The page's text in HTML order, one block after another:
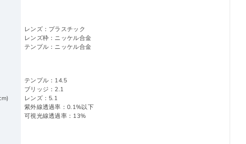
レンズ：プラスチック
レンズ枠：ニッケル合金
テンプル：ニッケル合金
テンプル：14.5
ブリッジ：2.1
レンズ：5.1
紫外線透過率：0.1%以下
可視光線透過率：13%